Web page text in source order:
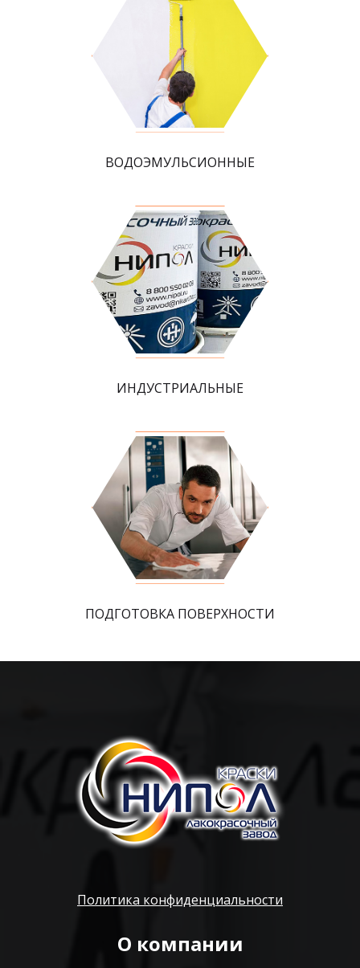
ВОДОЭМУЛЬСИОННЫЕ
ИНДУСТРИАЛЬНЫЕ
ПОДГОТОВКА ПОВЕРХНОСТИ
Политика конфиденциальности
О компании